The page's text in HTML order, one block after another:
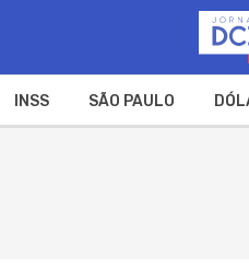
INSS SÃO PAULO